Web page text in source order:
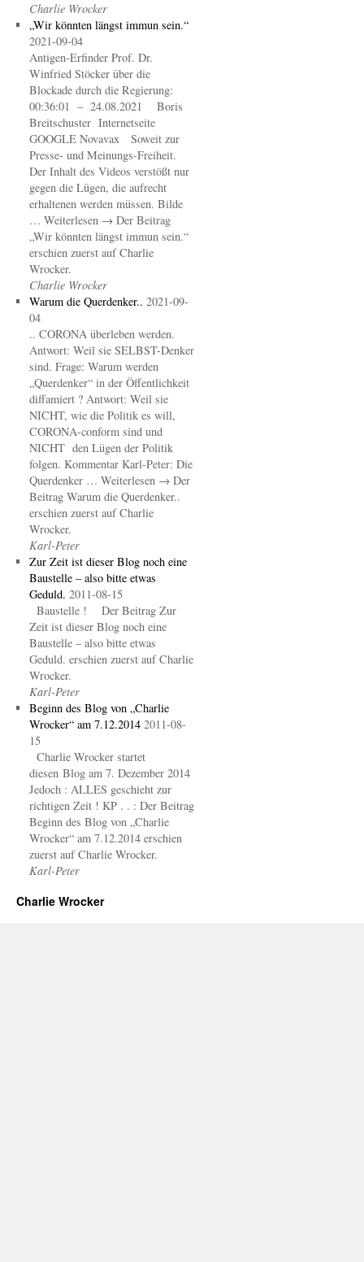
Charlie Wrocker
„Wir könnten längst immun sein.“
2021-09-04
Antigen-Erfinder Prof. Dr.
Winfried Stöcker über die
Blockade durch die Regierung:
00:36:01 – 24.08.2021 Boris
Breitschuster Internetseite
GOOGLE Novavax Soweit zur
Presse- und Meinungs-Freiheit.
Der Inhalt des Videos verstößt nur
gegen die Lügen, die aufrecht
erhaltenen werden müssen. Bilde
… Weiterlesen → Der Beitrag
„Wir könnten längst immun sein.“
erschien zuerst auf Charlie
Wrocker.
Charlie Wrocker
Warum die Querdenker.. 2021-09-
04
.. CORONA überleben werden.
Antwort: Weil sie SELBST-Denker
sind. Frage: Warum werden
„Querdenker“ in der Öffentlichkeit
diffamiert ? Antwort: Weil sie
NICHT, wie die Politik es will,
CORONA-conform sind und
NICHT den Lügen der Politik
folgen. Kommentar Karl-Peter: Die
Querdenker … Weiterlesen → Der
Beitrag Warum die Querdenker..
erschien zuerst auf Charlie
Wrocker.
Karl-Peter
Zur Zeit ist dieser Blog noch eine
Baustelle – also bitte etwas
Geduld. 2011-08-15
Baustelle ! Der Beitrag Zur
Zeit ist dieser Blog noch eine
Baustelle – also bitte etwas
Geduld. erschien zuerst auf Charlie
Wrocker.
Karl-Peter
Beginn des Blog von „Charlie
Wrocker“ am 7.12.2014 2011-08-
15
Charlie Wrocker startet
diesen Blog am 7. Dezember 2014
Jedoch : ALLES geschieht zur
richtigen Zeit ! KP . . : Der Beitrag
Beginn des Blog von „Charlie
Wrocker“ am 7.12.2014 erschien
zuerst auf Charlie Wrocker.
Karl-Peter
Charlie Wrocker